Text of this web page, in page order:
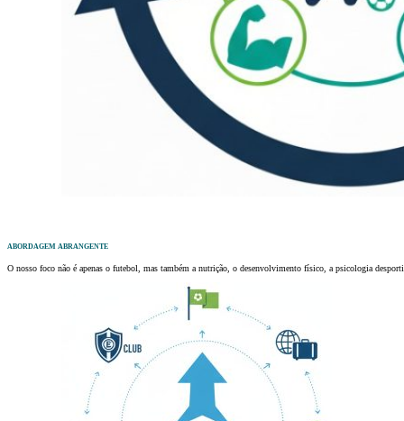
ABORDAGEM ABRANGENTE
O nosso foco não é apenas o futebol, mas também a nutrição, o desenvolvimento físico, a psicologia